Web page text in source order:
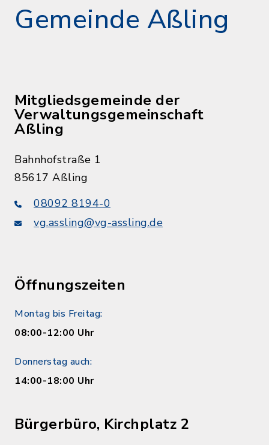
Gemeinde Aßling
Mitgliedsgemeinde der
Verwaltungsgemeinschaft
Aßling
Bahnhofstraße 1
85617 Aßling
08092 8194-0
vg.assling@vg-assling.de
Öffnungszeiten
Montag bis Freitag:
08:00-12:00 Uhr
Donnerstag auch:
14:00-18:00 Uhr
Bürgerbüro, Kirchplatz 2